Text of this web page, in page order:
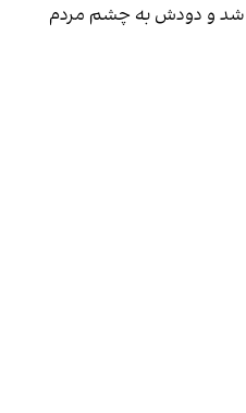
شد و دودش به چشم مردم